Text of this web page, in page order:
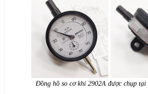
Đồng hồ so cơ khí 2902A được chụp